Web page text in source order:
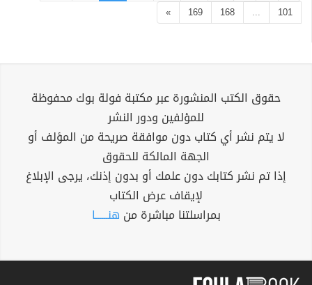
101
...
168
169
»
حقوق الكتب المنشورة عبر مكتبة فولة بوك محفوظة
للمؤلفين ودور النشر
لا يتم نشر أي كتاب دون موافقة صريحة من المؤلف أو
الجهة المالكة للحقوق
إذا تم نشر كتابك دون علمك أو بدون إذنك، يرجى الإبلاغ
لإيقاف عرض الكتاب
بمراسلتنا مباشرة من هنــــــا